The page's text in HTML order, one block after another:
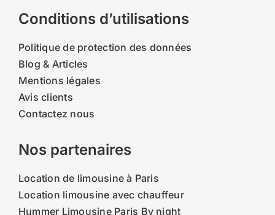
Conditions d’utilisations
Politique de protection des données
Blog & Articles
Mentions légales
Avis clients
Contactez nous
Nos partenaires
Location de limousine à Paris
Location limousine avec chauffeur
Hummer Limousine Paris By night